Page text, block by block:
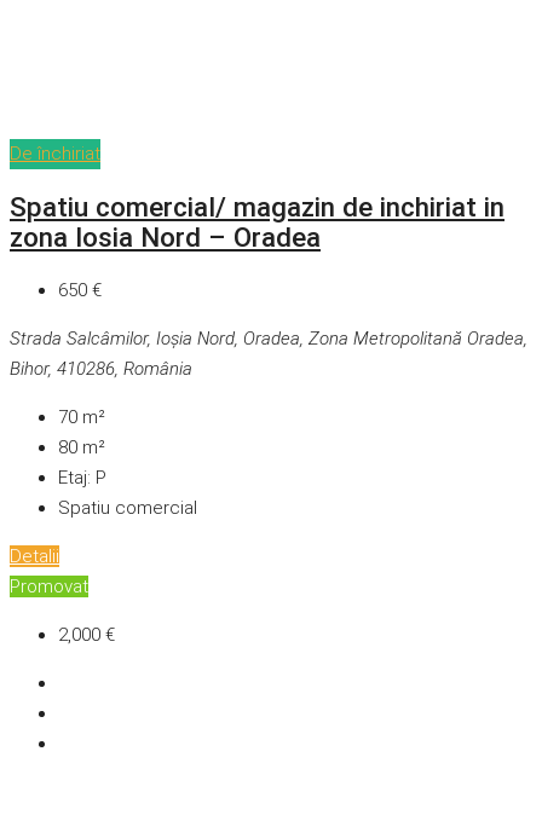
De închiriat
Spatiu comercial/ magazin de inchiriat in
zona Iosia Nord – Oradea
650 €
Strada Salcâmilor, Ioșia Nord, Oradea, Zona Metropolitană Oradea,
Bihor, 410286, România
70 m²
80 m²
Etaj: P
Spatiu comercial
Detalii
Promovat
2,000 €